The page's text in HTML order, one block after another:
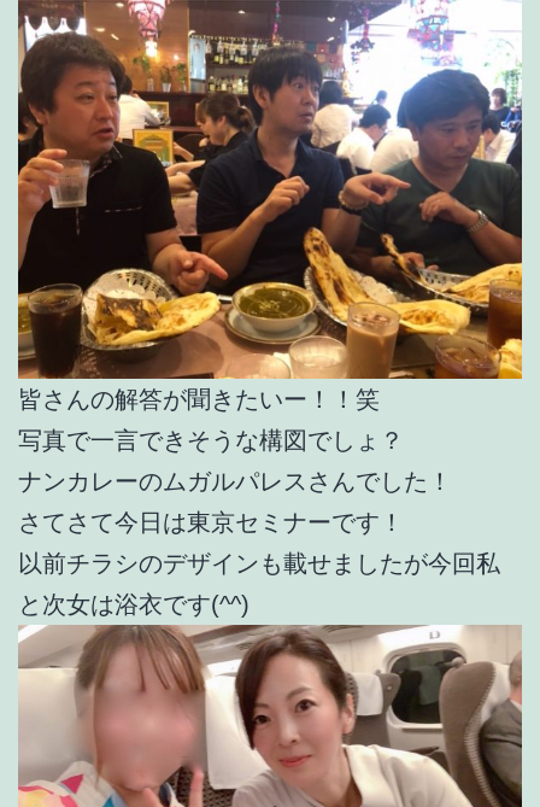
皆さんの解答が聞きたいー！！笑
写真で一言できそうな構図でしょ？
ナンカレーのムガルパレスさんでした！
さてさて今日は東京セミナーです！
以前チラシのデザインも載せましたが今回私
と次女は浴衣です(^^)